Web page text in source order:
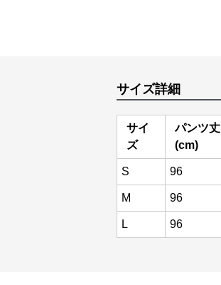
サイズ詳細
サイ
ズ
パンツ丈
(cm)
S 96
M 96
L 96